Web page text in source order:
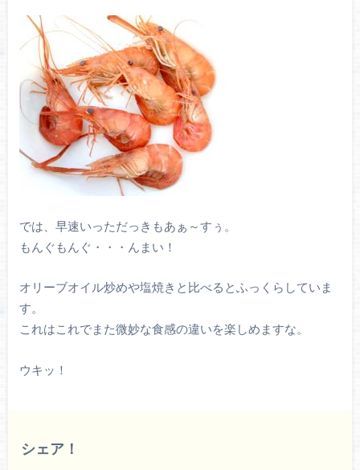
では、早速いっただっきもあぁ～すぅ。
もんぐもんぐ・・・んまい！
オリーブオイル炒めや塩焼きと比べるとふっくらしていま
す。
これはこれでまた微妙な食感の違いを楽しめますな。
ウキッ！
シェア！